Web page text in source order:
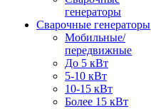
генераторы
Сварочные генераторы
Мобильные/
передвижные
До 5 кВт
5-10 кВт
10-15 кВт
Более 15 кВт